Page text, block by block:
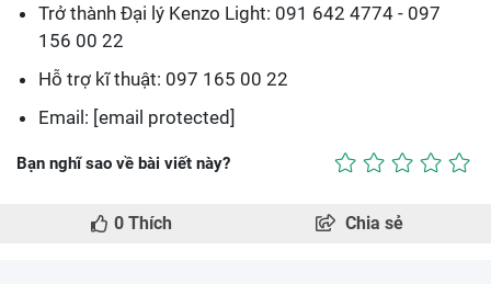
Trở thành Đại lý Kenzo Light: 091 642 4774 - 097
156 00 22
Hỗ trợ kĩ thuật: 097 165 00 22
Email: [email protected]
Bạn nghĩ sao về bài viết này?
0 Thích Chia sẻ